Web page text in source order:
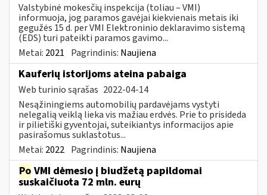
Valstybinė mokesčių inspekcija (toliau – VMI)
informuoja, jog paramos gavėjai kiekvienais metais iki
gegužės 15 d. per VMI Elektroninio deklaravimo sistemą
(EDS) turi pateikti paramos gavimo...
Metai: 2021 Pagrindinis: Naujiena
Kauferių istorijoms ateina pabaiga
Web turinio sąrašas 2022-04-14
Nesąžiningiems automobilių pardavėjams vystyti
nelegalią veiklą lieka vis mažiau erdvės. Prie to prisideda
ir pilietiški gyventojai, suteikiantys informacijos apie
pasirašomus suklastotus...
Metai: 2022 Pagrindinis: Naujiena
Po VMI dėmesio į biudžetą papildomai
suskaičiuota 72 mln. eurų